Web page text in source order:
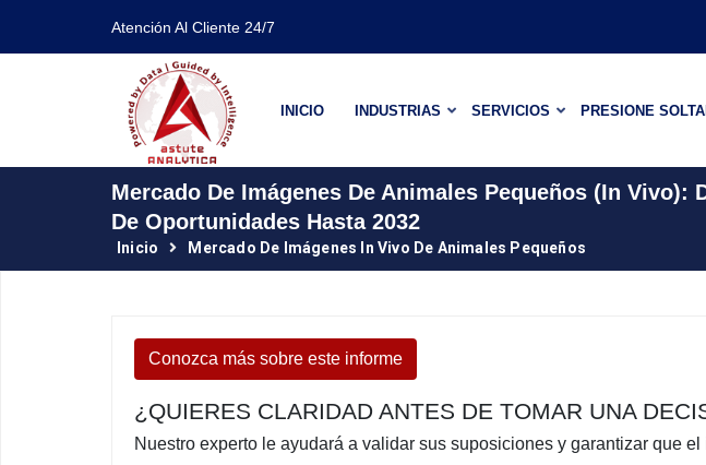
Atención Al Cliente 24/7
INICIO INDUSTRIAS SERVICIOS PRESIONE
Mercado De Imágenes De Animales Pequeños (in
De Oportunidades Hasta 2032
Inicio Mercado De Imágenes In Vivo De Animales Pequeños
Conozca más sobre este informe
¿QUIERES CLARIDAD ANTES DE TOMAR UNA
Nuestro experto le ayudará a validar sus suposiciones y garantizar que